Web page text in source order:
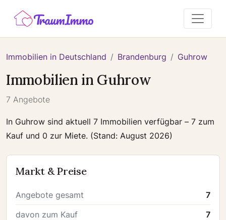
Immobilien in Deutschland Brandenburg Guhrow
Immobilien in Guhrow
7 Angebote
In Guhrow sind aktuell 7 Immobilien verfügbar – 7 zum
Kauf und 0 zur Miete. (Stand: August 2026)
Markt & Preise
Angebote gesamt
7
davon zum Kauf
7